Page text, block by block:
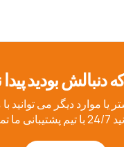
دنبالش بودید